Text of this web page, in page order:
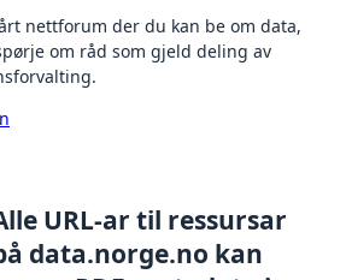
nettforum der du kan be om data,
om råd som gjeld deling av
URL-ar til ressursar
data.norge.no kan